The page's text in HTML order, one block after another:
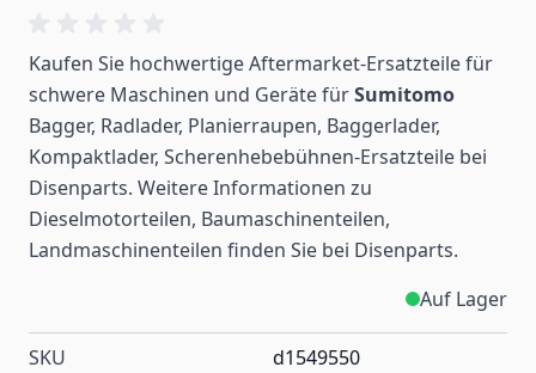
Kaufen Sie hochwertige Aftermarket-Ersatzteile für
schwere Maschinen und Geräte fürSumitomo
Bagger, Radlader, Planierraupen, Baggerlader,
Kompaktlader, Scherenhebebühnen-Ersatzteile bei
Disenparts. Weitere Informationen zu
Dieselmotorteilen, Baumaschinenteilen,
Landmaschinenteilen finden Sie bei Disenparts.
Auf Lager
SKU d1549550